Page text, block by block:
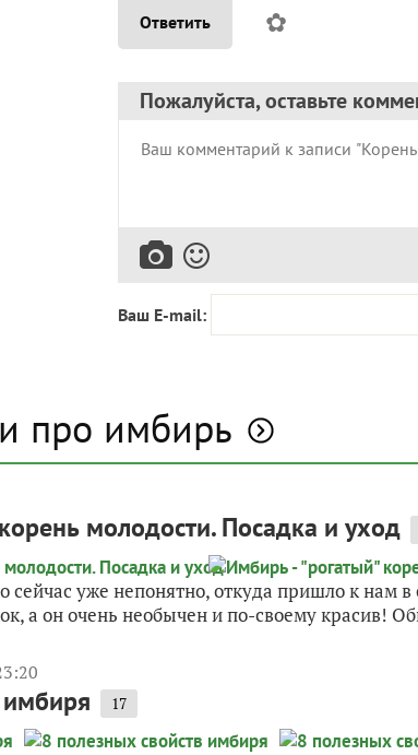
Ответить ✿
Пожалуйста, оставьте
Ваш E-mail:
про имбирь
молодости. Посадка и уход
уже непонятно, откуда пришло к нам
а он очень необычен и по-своему красив!
имбиря 17